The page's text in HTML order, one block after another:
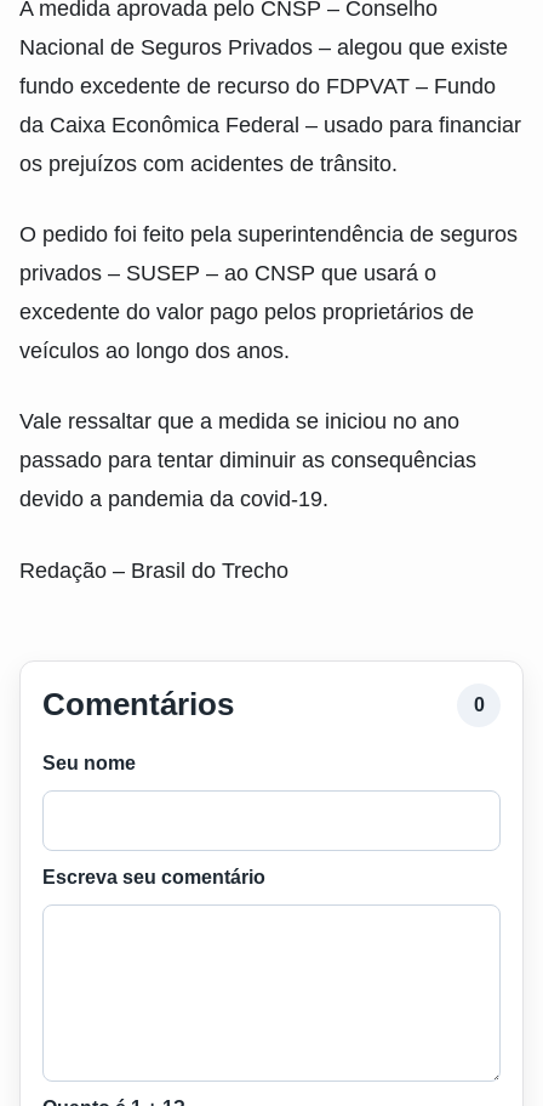
A medida aprovada pelo CNSP – Conselho
Nacional de Seguros Privados – alegou que existe
fundo excedente de recurso do FDPVAT – Fundo
da Caixa Econômica Federal – usado para financiar
os prejuízos com acidentes de trânsito.
O pedido foi feito pela superintendência de seguros
privados – SUSEP – ao CNSP que usará o
excedente do valor pago pelos proprietários de
veículos ao longo dos anos.
Vale ressaltar que a medida se iniciou no ano
passado para tentar diminuir as consequências
devido a pandemia da covid-19.
Redação – Brasil do Trecho
Comentários 0
Seu nome
Escreva seu comentário